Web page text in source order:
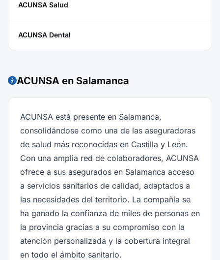
ACUNSA Salud
ACUNSA Dental
ACUNSA en Salamanca
ACUNSA está presente en Salamanca,
consolidándose como una de las aseguradoras
de salud más reconocidas en Castilla y León.
Con una amplia red de colaboradores, ACUNSA
ofrece a sus asegurados en Salamanca acceso
a servicios sanitarios de calidad, adaptados a
las necesidades del territorio. La compañía se
ha ganado la confianza de miles de personas en
la provincia gracias a su compromiso con la
atención personalizada y la cobertura integral
en todo el ámbito sanitario.